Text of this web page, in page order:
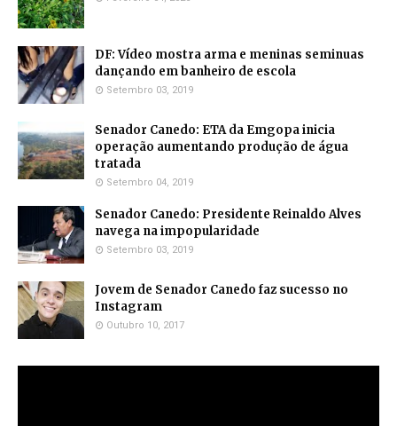
DF: Vídeo mostra arma e meninas seminuas
dançando em banheiro de escola
Setembro 03, 2019
Senador Canedo: ETA da Emgopa inicia
operação aumentando produção de água
tratada
Setembro 04, 2019
Senador Canedo: Presidente Reinaldo Alves
navega na impopularidade
Setembro 03, 2019
Jovem de Senador Canedo faz sucesso no
Instagram
Outubro 10, 2017